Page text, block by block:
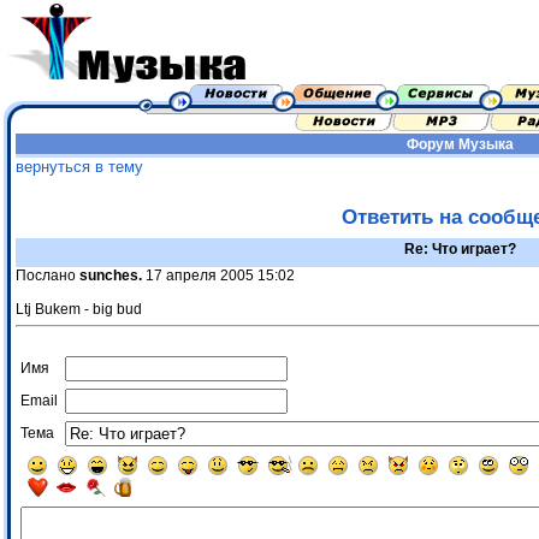
Форум Музыка
вернуться в тему
Ответить на
Re: Что играет?
Послано sunches. 17 апреля 2005 15:02
Ltj Bukem - big bud
Имя
Email
Тема